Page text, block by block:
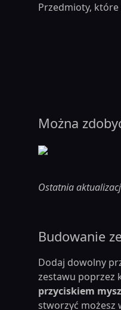
Przedmioty,
Można
Ostatnia
Budowanie
Dodaj dowolny
zestawu poprzez
przyciskiem
stworzyć możesz